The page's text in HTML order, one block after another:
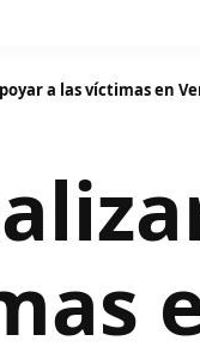
a las víctimas en